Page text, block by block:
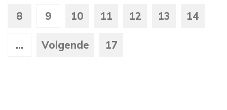
8 9 10 11 12 13 14
... Volgende 17